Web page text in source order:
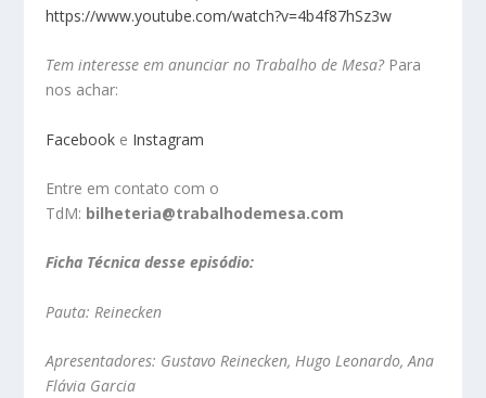
https://www.youtube.com/watch?v=4b4f87hSz3w
Tem interesse em anunciar no Trabalho de Mesa? Para
nos achar:
Facebook e Instagram
Entre em contato com o
TdM: bilheteria@trabalhodemesa.com
Ficha Técnica desse episódio:
Pauta: Reinecken
Apresentadores: Gustavo Reinecken, Hugo Leonardo, Ana
Flávia Garcia